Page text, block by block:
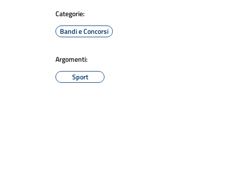
Categorie:
Bandi e Concorsi
Argomenti:
Sport